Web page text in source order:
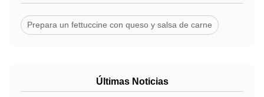
Prepara un fettuccine con queso y salsa de carne
Últimas Noticias